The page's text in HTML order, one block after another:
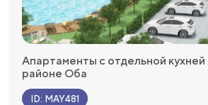
и финская сауна, фитнес — центр.
Апартаменты с отдельной
районе Оба
ID: MAY481